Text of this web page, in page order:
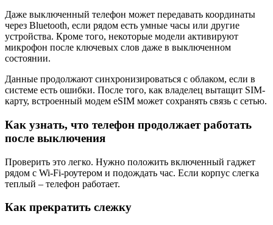
Даже выключенный телефон может передавать координаты
через Bluetooth, если рядом есть умные часы или другие
устройства. Кроме того, некоторые модели активируют
микрофон после ключевых слов даже в выключенном
состоянии.
Данные продолжают синхронизироваться с облаком, если в
системе есть ошибки. После того, как владелец вытащит SIM-
карту, встроенный модем eSIM может сохранять связь с сетью.
Как узнать, что телефон продолжает работать
после выключения
Проверить это легко. Нужно положить включенный гаджет
рядом с Wi-Fi-роутером и подождать час. Если корпус слегка
теплый – телефон работает.
Как прекратить слежку